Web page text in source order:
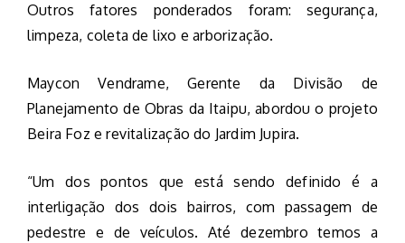
Outros fatores ponderados foram: segurança,
limpeza, coleta de lixo e arborização.
Maycon Vendrame, Gerente da Divisão de
Planejamento de Obras da Itaipu, abordou o projeto
Beira Foz e revitalização do Jardim Jupira.
“Um dos pontos que está sendo definido é a
interligação dos dois bairros, com passagem de
pedestre e de veículos. Até dezembro temos a